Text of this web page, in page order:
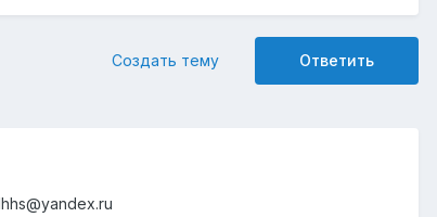
Ответить
Создать тему